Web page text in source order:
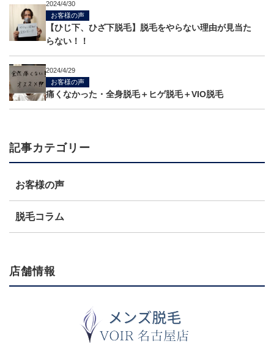
2024/4/30
お客様の声
【ひじ下、ひざ下脱毛】脱毛をやらない理由が見当た
らない！！
2024/4/29
お客様の声
痛くなかった・全身脱毛＋ヒゲ脱毛＋VIO脱毛
記事カテゴリー
お客様の声
脱毛コラム
店舗情報